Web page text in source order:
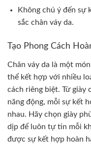
Không chú ý đến sự
sắc chân váy da.
Tạo Phong Cách
Chân váy da là một
thể kết hợp với nhiều
cách riêng biệt. Từ giày
năng động, mỗi sự kết
nhau. Hãy chọn giày
dịp để luôn tự tin mỗi
được sự kết hợp hoàn